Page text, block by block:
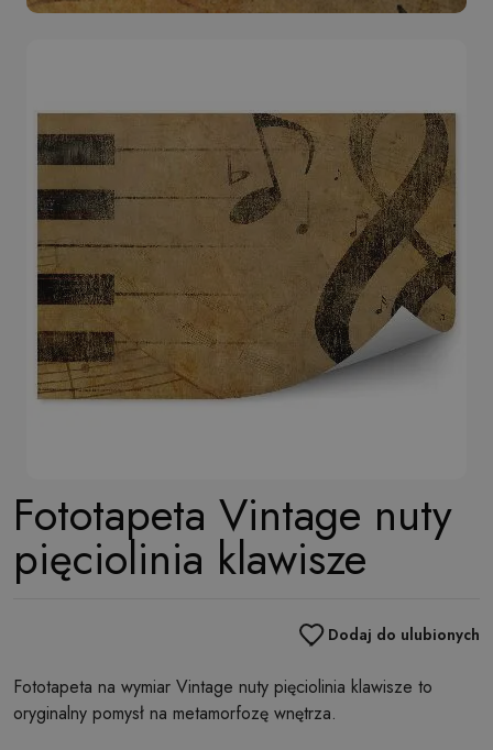
Fototapeta Vintage nuty
pięciolinia klawisze
Dodaj do ulubionych
Fototapeta na wymiar Vintage nuty pięciolinia klawisze to
oryginalny pomysł na metamorfozę wnętrza.